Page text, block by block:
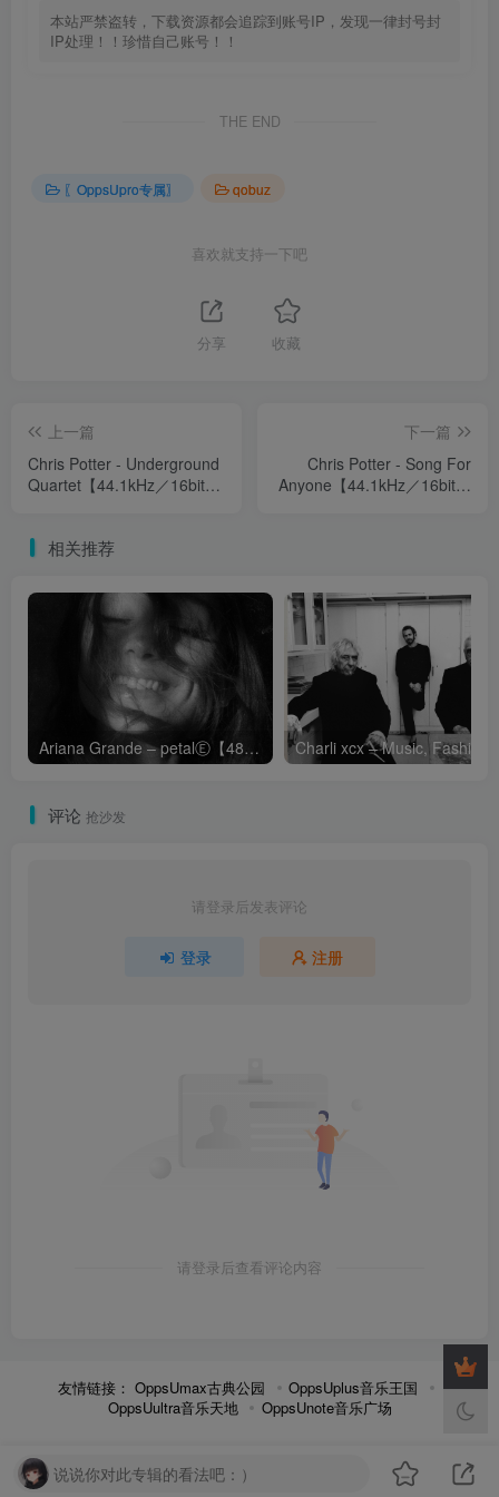
本站严禁盗转，下载资源都会追踪到账号IP，发现一律封号封
IP处理！！珍惜自己账号！！
THE END
〖OppsUpro专属〗 qobuz
喜欢就支持一下吧
分享 收藏
上一篇
Chris Potter - Underground
Quartet【44.1kHz／16bit】
下一篇
Chris Potter - Song For
Anyone【44.1kHz／16bit】
相关推荐
Ariana Grande – petalⒺ【48kHz／24bit】英国区
评论 抢沙发
请登录后发表评论
登录 注册
请登录后查看评论内容
友情链接： OppsUmax古典公园
OppsUplus音乐王国
OppsUultra音乐天地
OppsUnote音乐广场
说说你对此专辑的看法吧：）